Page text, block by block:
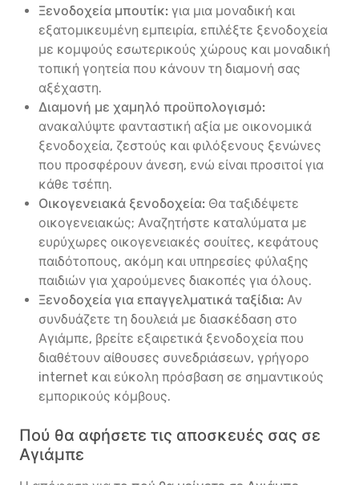
Ξενοδοχεία μπουτίκ: για μια μοναδική και
εξατομικευμένη εμπειρία, επιλέξτε ξενοδοχεία
με κομψούς εσωτερικούς χώρους και μοναδική
τοπική γοητεία που κάνουν τη διαμονή σας
αξέχαστη.
Διαμονή με χαμηλό προϋπολογισμό:
ανακαλύψτε φανταστική αξία με οικονομικά
ξενοδοχεία, ζεστούς και φιλόξενους ξενώνες
που προσφέρουν άνεση, ενώ είναι προσιτοί για
κάθε τσέπη.
Οικογενειακά ξενοδοχεία: Θα ταξιδέψετε
οικογενειακώς; Αναζητήστε καταλύματα με
ευρύχωρες οικογενειακές σουίτες, κεφάτους
παιδότοπους, ακόμη και υπηρεσίες φύλαξης
παιδιών για χαρούμενες διακοπές για όλους.
Ξενοδοχεία για επαγγελματικά ταξίδια: Αν
συνδυάζετε τη δουλειά με διασκέδαση στο
Αγιάμπε, βρείτε εξαιρετικά ξενοδοχεία που
διαθέτουν αίθουσες συνεδριάσεων, γρήγορο
internet και εύκολη πρόσβαση σε σημαντικούς
εμπορικούς κόμβους.
Πού θα αφήσετε τις αποσκευές σας σε
Αγιάμπε